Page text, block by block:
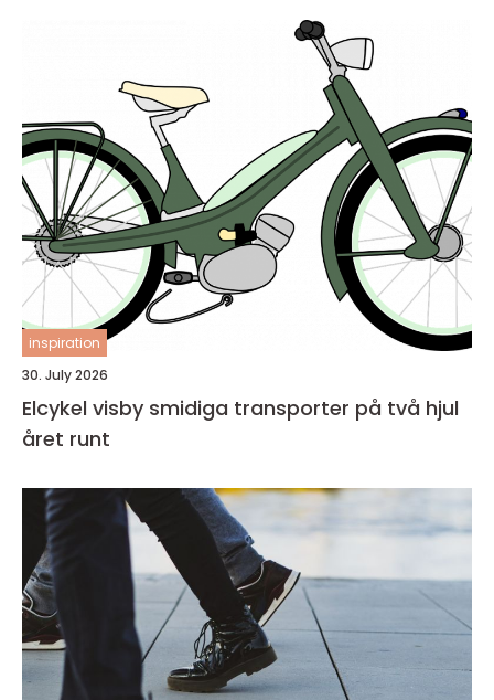
inspiration
30. July 2026
Elcykel visby smidiga transporter på två hjul
året runt